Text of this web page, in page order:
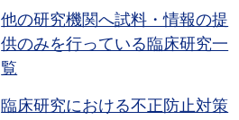
他の研究機関へ試料・情報の提
供のみを行っている臨床研究一
覧
臨床研究における不正防止対策